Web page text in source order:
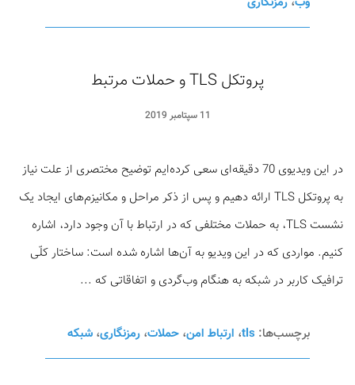
پروتکل TLS و حملات مرتبط
11 سپتامبر 2019
در این ویدیوی 70 دقیقه‌ای سعی کرده‌ایم توضیح مختصری از علت نیاز
به پروتکل TLS ارائه دهیم و پس از ذکر مراحل و مکانیزم‌های ایجاد یک
نشست TLS، به حملات مختلفی که در ارتباط با آن وجود دارد، اشاره
کنیم. مواردی که در این ویدیو به آن‌ها اشاره شده است: ساختار کلّی
ترافیک کاربر در شبکه به هنگام وب‌گردی و اتفاقاتی که ...
برچسب‌ها: tls، ارتباط امن، حملات، رمزنگاری، شبکه